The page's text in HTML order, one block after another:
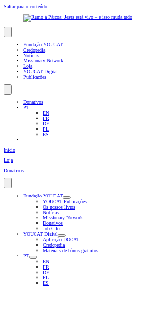
Saltar para o conteúdo
Fundação YOUCAT
Credopedia
Notícias
Missionary Network
Loja
YOUCAT Digital
Publicações
Donativos
PT
EN
FR
DE
PL
ES
Início
Loja
Donativos
Fundação YOUCAT
YOUCAT Publicações
Os nossos livros
Notícias
Missionary Network
Donativos
Job Offer
YOUCAT Digital
Aplicação DOCAT
Credopedia
Materiais de bónus gratuitos
PT
EN
FR
DE
PL
ES